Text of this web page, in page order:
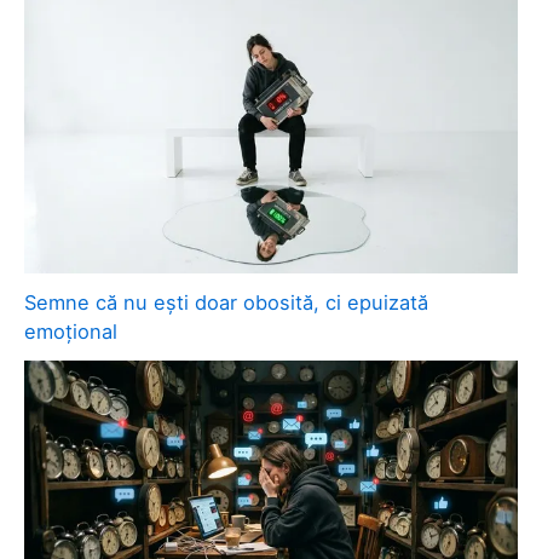
Semne că nu ești doar obosită, ci epuizată
emoțional